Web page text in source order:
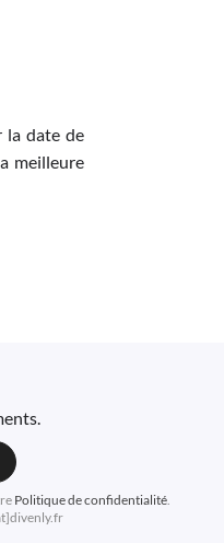
la date de
meilleure
Politique de confidentialité.